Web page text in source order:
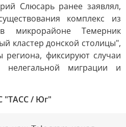
Слюсарь ранее заявлял,
комплекс из
микрорайоне Темерник
кластер донской столицы",
фиксируют случаи
нелегальной миграции и
"ТАСС / Юг"